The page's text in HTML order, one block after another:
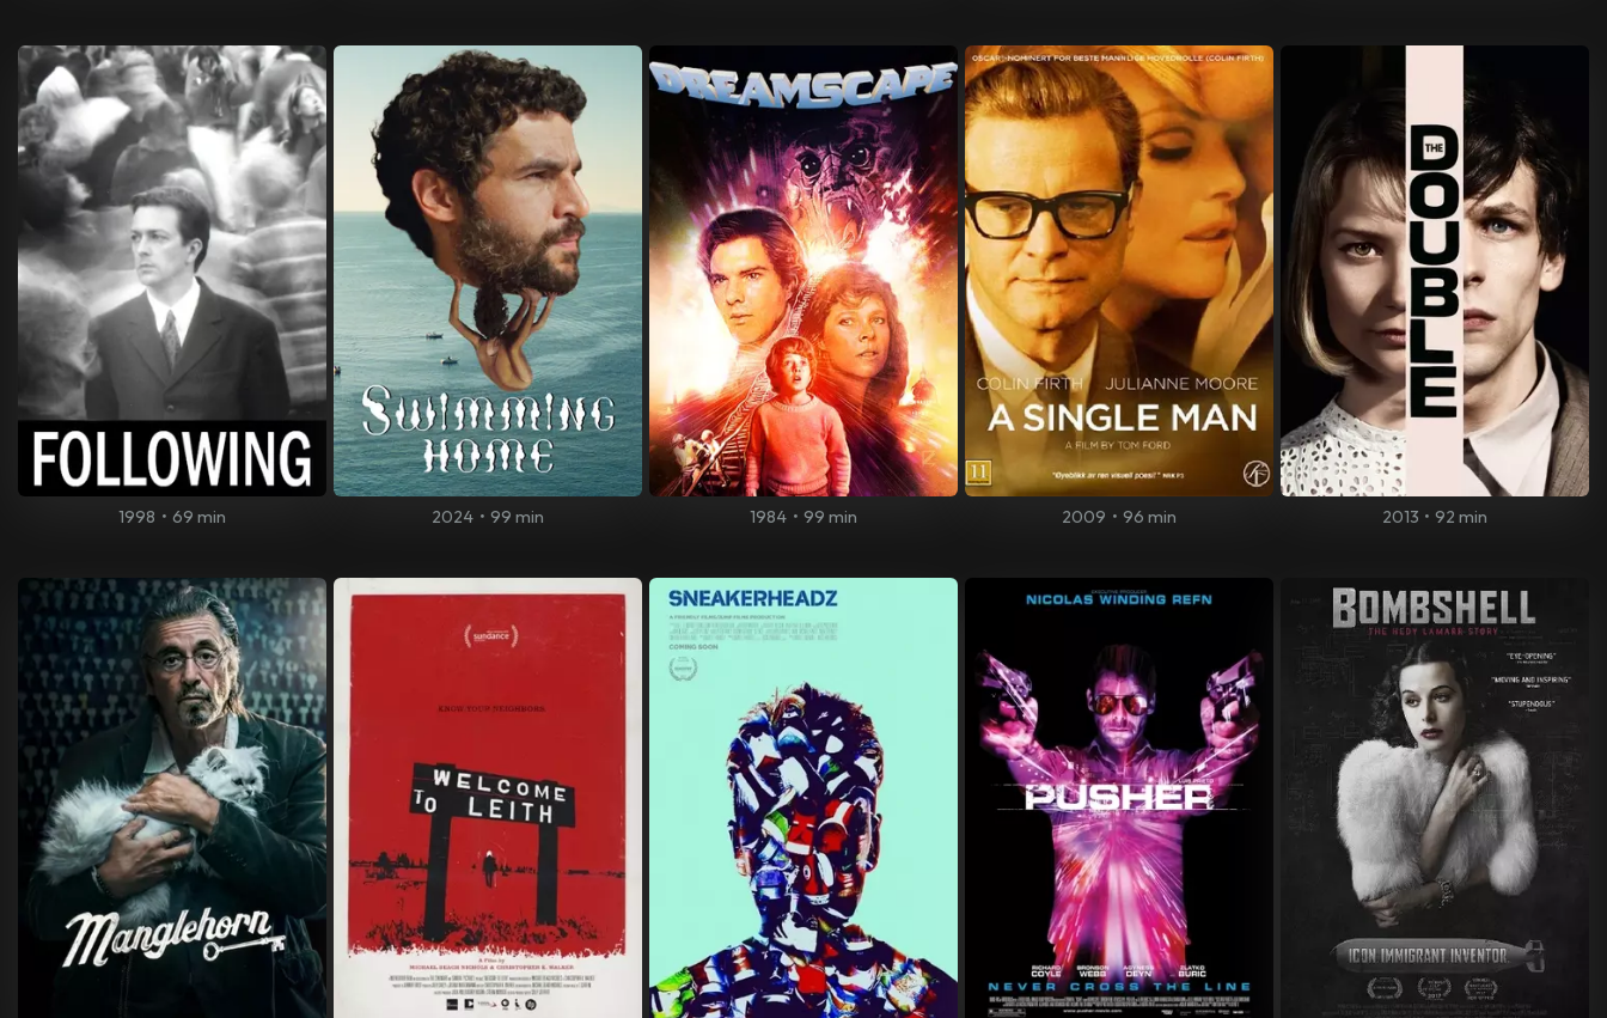
1998 • 69 min 2024 • 99 min 1984 • 99 min 2009 • 96 min 2013 • 92 min